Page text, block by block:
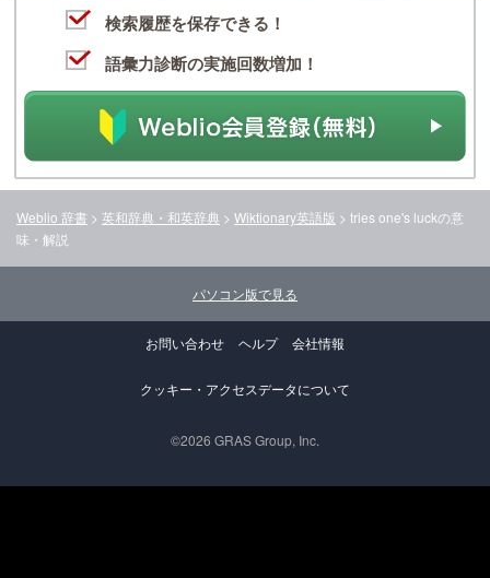
検索履歴を保存できる！
語彙力診断の実施回数増加！
Weblio 辞書 > 英和辞典・和英辞典 > Wiktionary英語版 > tries one's luckの意
味・解説
パソコン版で見る
お問い合わせ ヘルプ 会社情報
クッキー・アクセスデータについて
©2026 GRAS Group, Inc.